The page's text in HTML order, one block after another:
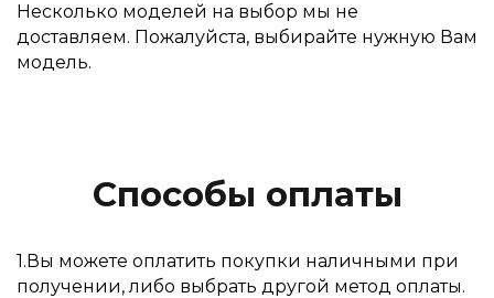
Несколько моделей на выбор мы не
доставляем. Пожалуйста, выбирайте нужную Вам
модель.
Способы оплаты
1.Вы можете оплатить покупки наличными при
получении, либо выбрать другой метод оплаты.